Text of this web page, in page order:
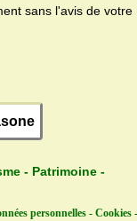
sans l'avis de votre
- Patrimoine -
personnelles - Cookies